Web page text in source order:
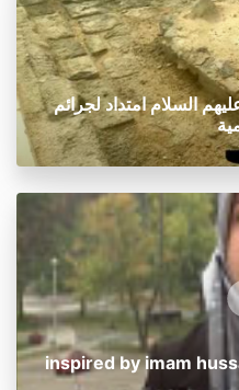
السلام امتداد لجرائم
inspired by imam